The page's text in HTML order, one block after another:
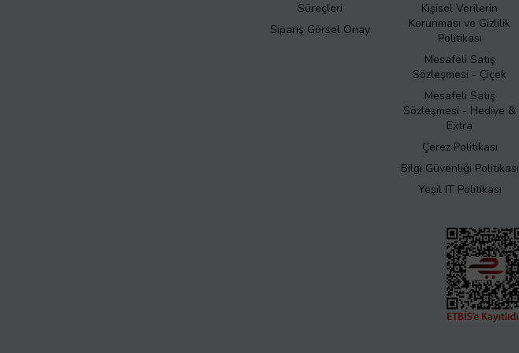
Süreçleri
Sipariş Görsel Onay
Kişisel Verilerin
Korunması ve Gizlilik
Politikası
Mesafeli Satış
Sözleşmesi - Çiçek
Mesafeli Satış
Sözleşmesi - Hediye &
Extra
Çerez Politikası
Bilgi Güvenliği Politikası
Yeşil IT Politikası